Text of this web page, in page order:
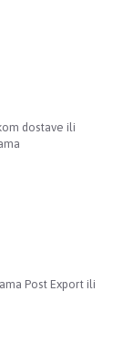
dostave ili
Post Export ili